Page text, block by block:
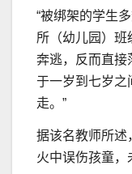
“被绑架的学生
所（幼儿园）班
奔逃，反而直接
于一岁到七岁之
走。”
据该名教师所述
火中误伤孩童，